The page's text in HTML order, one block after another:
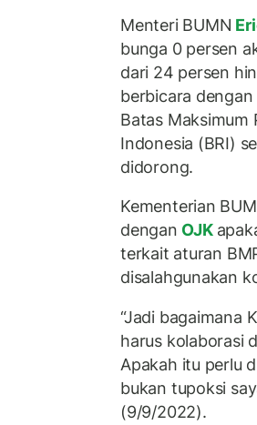
Menteri BUMN
bunga 0 persen
dari 24 persen
berbicara
Batas Maksimum
Indonesia (BRI)
didorong.
Kementerian
dengan OJK
terkait aturan
disalahgunakan
“Jadi bagaimana
harus kolaborasi
Apakah itu perlu
bukan tupoksi
(9/9/2022).